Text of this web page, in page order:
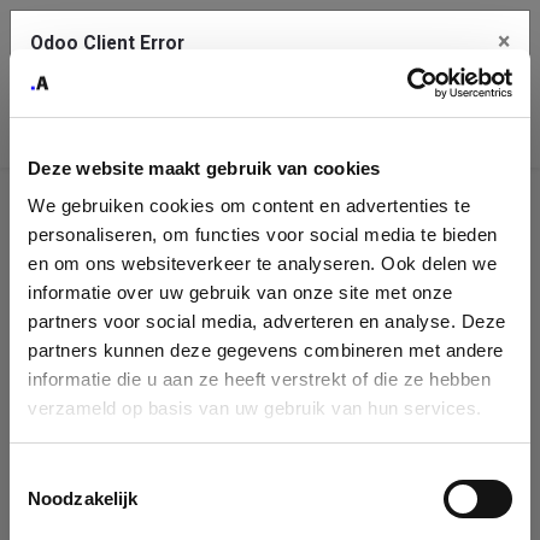
Deze website maakt gebruik van cookies
We gebruiken cookies om content en advertenties te
personaliseren, om functies voor social media te bieden
en om ons websiteverkeer te analyseren. Ook delen we
informatie over uw gebruik van onze site met onze
partners voor social media, adverteren en analyse. Deze
partners kunnen deze gegevens combineren met andere
informatie die u aan ze heeft verstrekt of die ze hebben
verzameld op basis van uw gebruik van hun services.
Noodzakelijk
Company
Identification
Please fill in your company details
You can search a company in our database by name, VAT or
enterprise ID. When a company is selected it will auto-complete the
form. If you don't find your company in our database, you can create
Odoo Client Error ×
service.
See details
Ok